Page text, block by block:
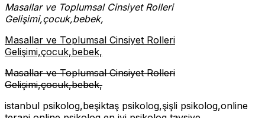
Masallar ve Toplumsal Cinsiyet Rolleri
Gelişimi,çocuk,bebek,
Masallar ve Toplumsal Cinsiyet Rolleri
Gelişimi,çocuk,bebek,
Masallar ve Toplumsal Cinsiyet Rolleri
Gelişimi,çocuk,bebek,
istanbul psikolog,beşiktaş psikolog,şişli psikolog,online